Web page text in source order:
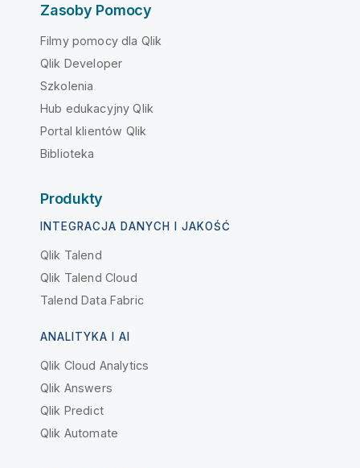
Zasoby Pomocy
Filmy pomocy dla Qlik
Qlik Developer
Szkolenia
Hub edukacyjny Qlik
Portal klientów Qlik
Biblioteka
Produkty
INTEGRACJA DANYCH I JAKOŚĆ
Qlik Talend
Qlik Talend Cloud
Talend Data Fabric
ANALITYKA I AI
Qlik Cloud Analytics
Qlik Answers
Qlik Predict
Qlik Automate